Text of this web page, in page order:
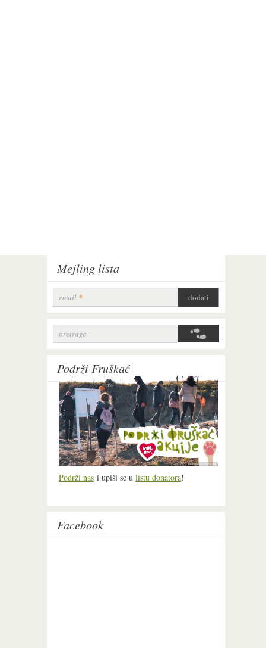
Mejling lista
email *
Search form
pretraga
Podrži Fruškać
Podrži nas i upiši se u listu donatora!
Facebook